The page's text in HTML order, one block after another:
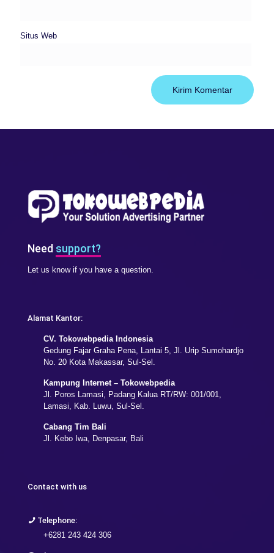
Situs Web
Need support?
Let us know if you have a question.
Alamat Kantor:
CV. Tokowebpedia Indonesia
Gedung Fajar Graha Pena, Lantai 5, Jl. Urip Sumohardjo
No. 20 Kota Makassar, Sul-Sel.
Kampung Internet – Tokowebpedia
Jl. Poros Lamasi, Padang Kalua RT/RW: 001/001,
Lamasi, Kab. Luwu, Sul-Sel.
Cabang Tim Bali
Jl. Kebo Iwa, Denpasar, Bali
Contact with us
Telephone:
+6281 243 424 306